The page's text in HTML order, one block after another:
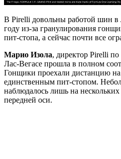
В Pirelli довольны работой шин в
году из-за гранулирования
пит-стопа, а сейчас почти все
Марио Изола, директор Pirelli
Лас-Вегасе прошла в полном
Гонщики проехали дистанцию
единственным пит-стопом.
наблюдалось лишь на
передней оси.